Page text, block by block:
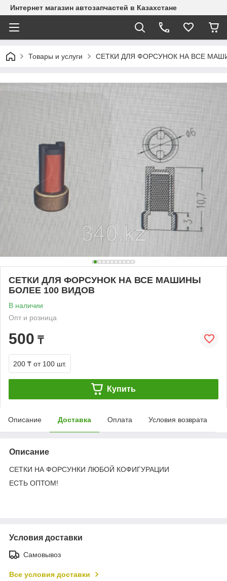
Интернет магазин автозапчастей в Казахстане
Товары и услуги СЕТКИ ДЛЯ ФОРСУНОК НА ВСЕ
СЕТКИ ДЛЯ ФОРСУНОК НА ВСЕ МАШИНЫ
БОЛЕЕ 100 ВИДОВ
В наличии
Опт и розница
500 ₸
200 ₸ от 100 шт.
Купить
Описание Доставка Оплата Условия возврата
Описание
СЕТКИ НА ФОРСУНКИ ЛЮБОЙ КОФИГУРАЦИИ
ЕСТЬ ОПТОМ!
Условия доставки
Самовывоз
Все условия доставки